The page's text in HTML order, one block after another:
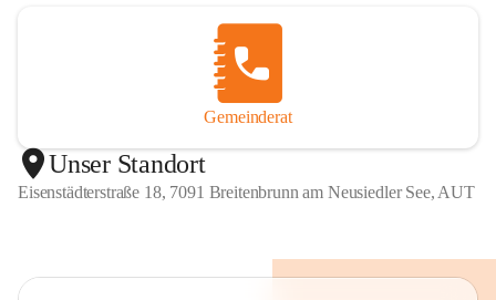
Gemeinderat
Unser Standort
Eisenstädterstraße 18, 7091 Breitenbrunn am Neusiedler See, AUT